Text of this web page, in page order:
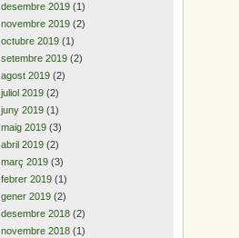
desembre 2019 (1)
novembre 2019 (2)
octubre 2019 (1)
setembre 2019 (2)
agost 2019 (2)
juliol 2019 (2)
juny 2019 (1)
maig 2019 (3)
abril 2019 (2)
març 2019 (3)
febrer 2019 (1)
gener 2019 (2)
desembre 2018 (2)
novembre 2018 (1)